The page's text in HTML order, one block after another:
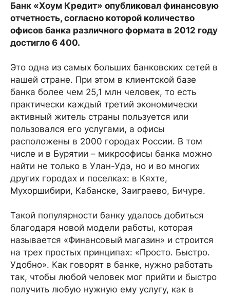
Банк «Хоум Кредит» опубликовал финансовую
отчетность, согласно которой количество
офисов банка различного формата в 2012 году
достигло 6 400.
Это одна из самых больших банковских сетей в
нашей стране. При этом в клиентской базе
банка более чем 25,1 млн человек, то есть
практически каждый третий экономически
активный житель страны пользуется или
пользовался его услугами, а офисы
расположены в 2000 городах России. В том
числе и в Бурятии – микроофисы банка можно
найти не только в Улан-Удэ, но и во многих
других городах и поселках: в Кяхте,
Мухоршибири, Кабанске, Заиграево, Бичуре.
Такой популярности банку удалось добиться
благодаря новой модели работы, которая
называется «Финансовый магазин» и строится
на трех простых принципах: «Просто. Быстро.
Удобно». Как говорят в банке, нужно работать
так, чтобы любой человек мог прийти и быстро
получить любую нужную ему услугу, как в